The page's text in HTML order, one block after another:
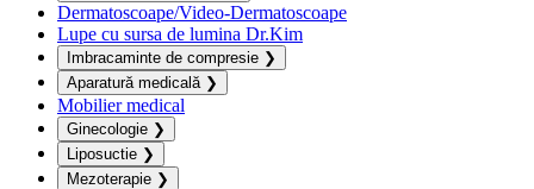
Dermatoscoape/Video-Dermatoscoape
Lupe cu sursa de lumina Dr.Kim
Imbracaminte de compresie ❯
Aparatură medicală ❯
Mobilier medical
Ginecologie ❯
Liposuctie ❯
Mezoterapie ❯